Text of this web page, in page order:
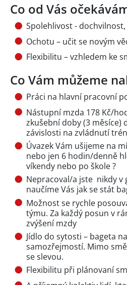
Co od Vás
Spolehlivost -
Ochotu – učit se novým
Flexibilitu – vzhledem ke
Co Vám můžeme
Práci na hlavní pracovní
Nástupní mzda 178 Kč/
zkušební doby (3 měsíce)
závislosti na zvládnutí
Úvazek Vám ušijeme na
nebo jen 6 hodin/denně
víkendy nebo po škole ?
Nepracoval/a jste nikdy v
naučíme Vás jak se stát
Možnost se rychle
týmu. Za každý posun v
zvýšení mzdy
Jídlo do sytosti – bageta
samozřejmostí. Mimo
se slevou.
Flexibilitu při plánovaní